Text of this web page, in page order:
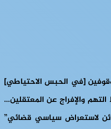
لفائدة 2471 معتقلا” و”إجراءات تهدئة” لثمانية موقوفين [في الحبس الاحتياطي]
والإفراج عن المعتقلين…
لاستعراض سياسي قضائي”